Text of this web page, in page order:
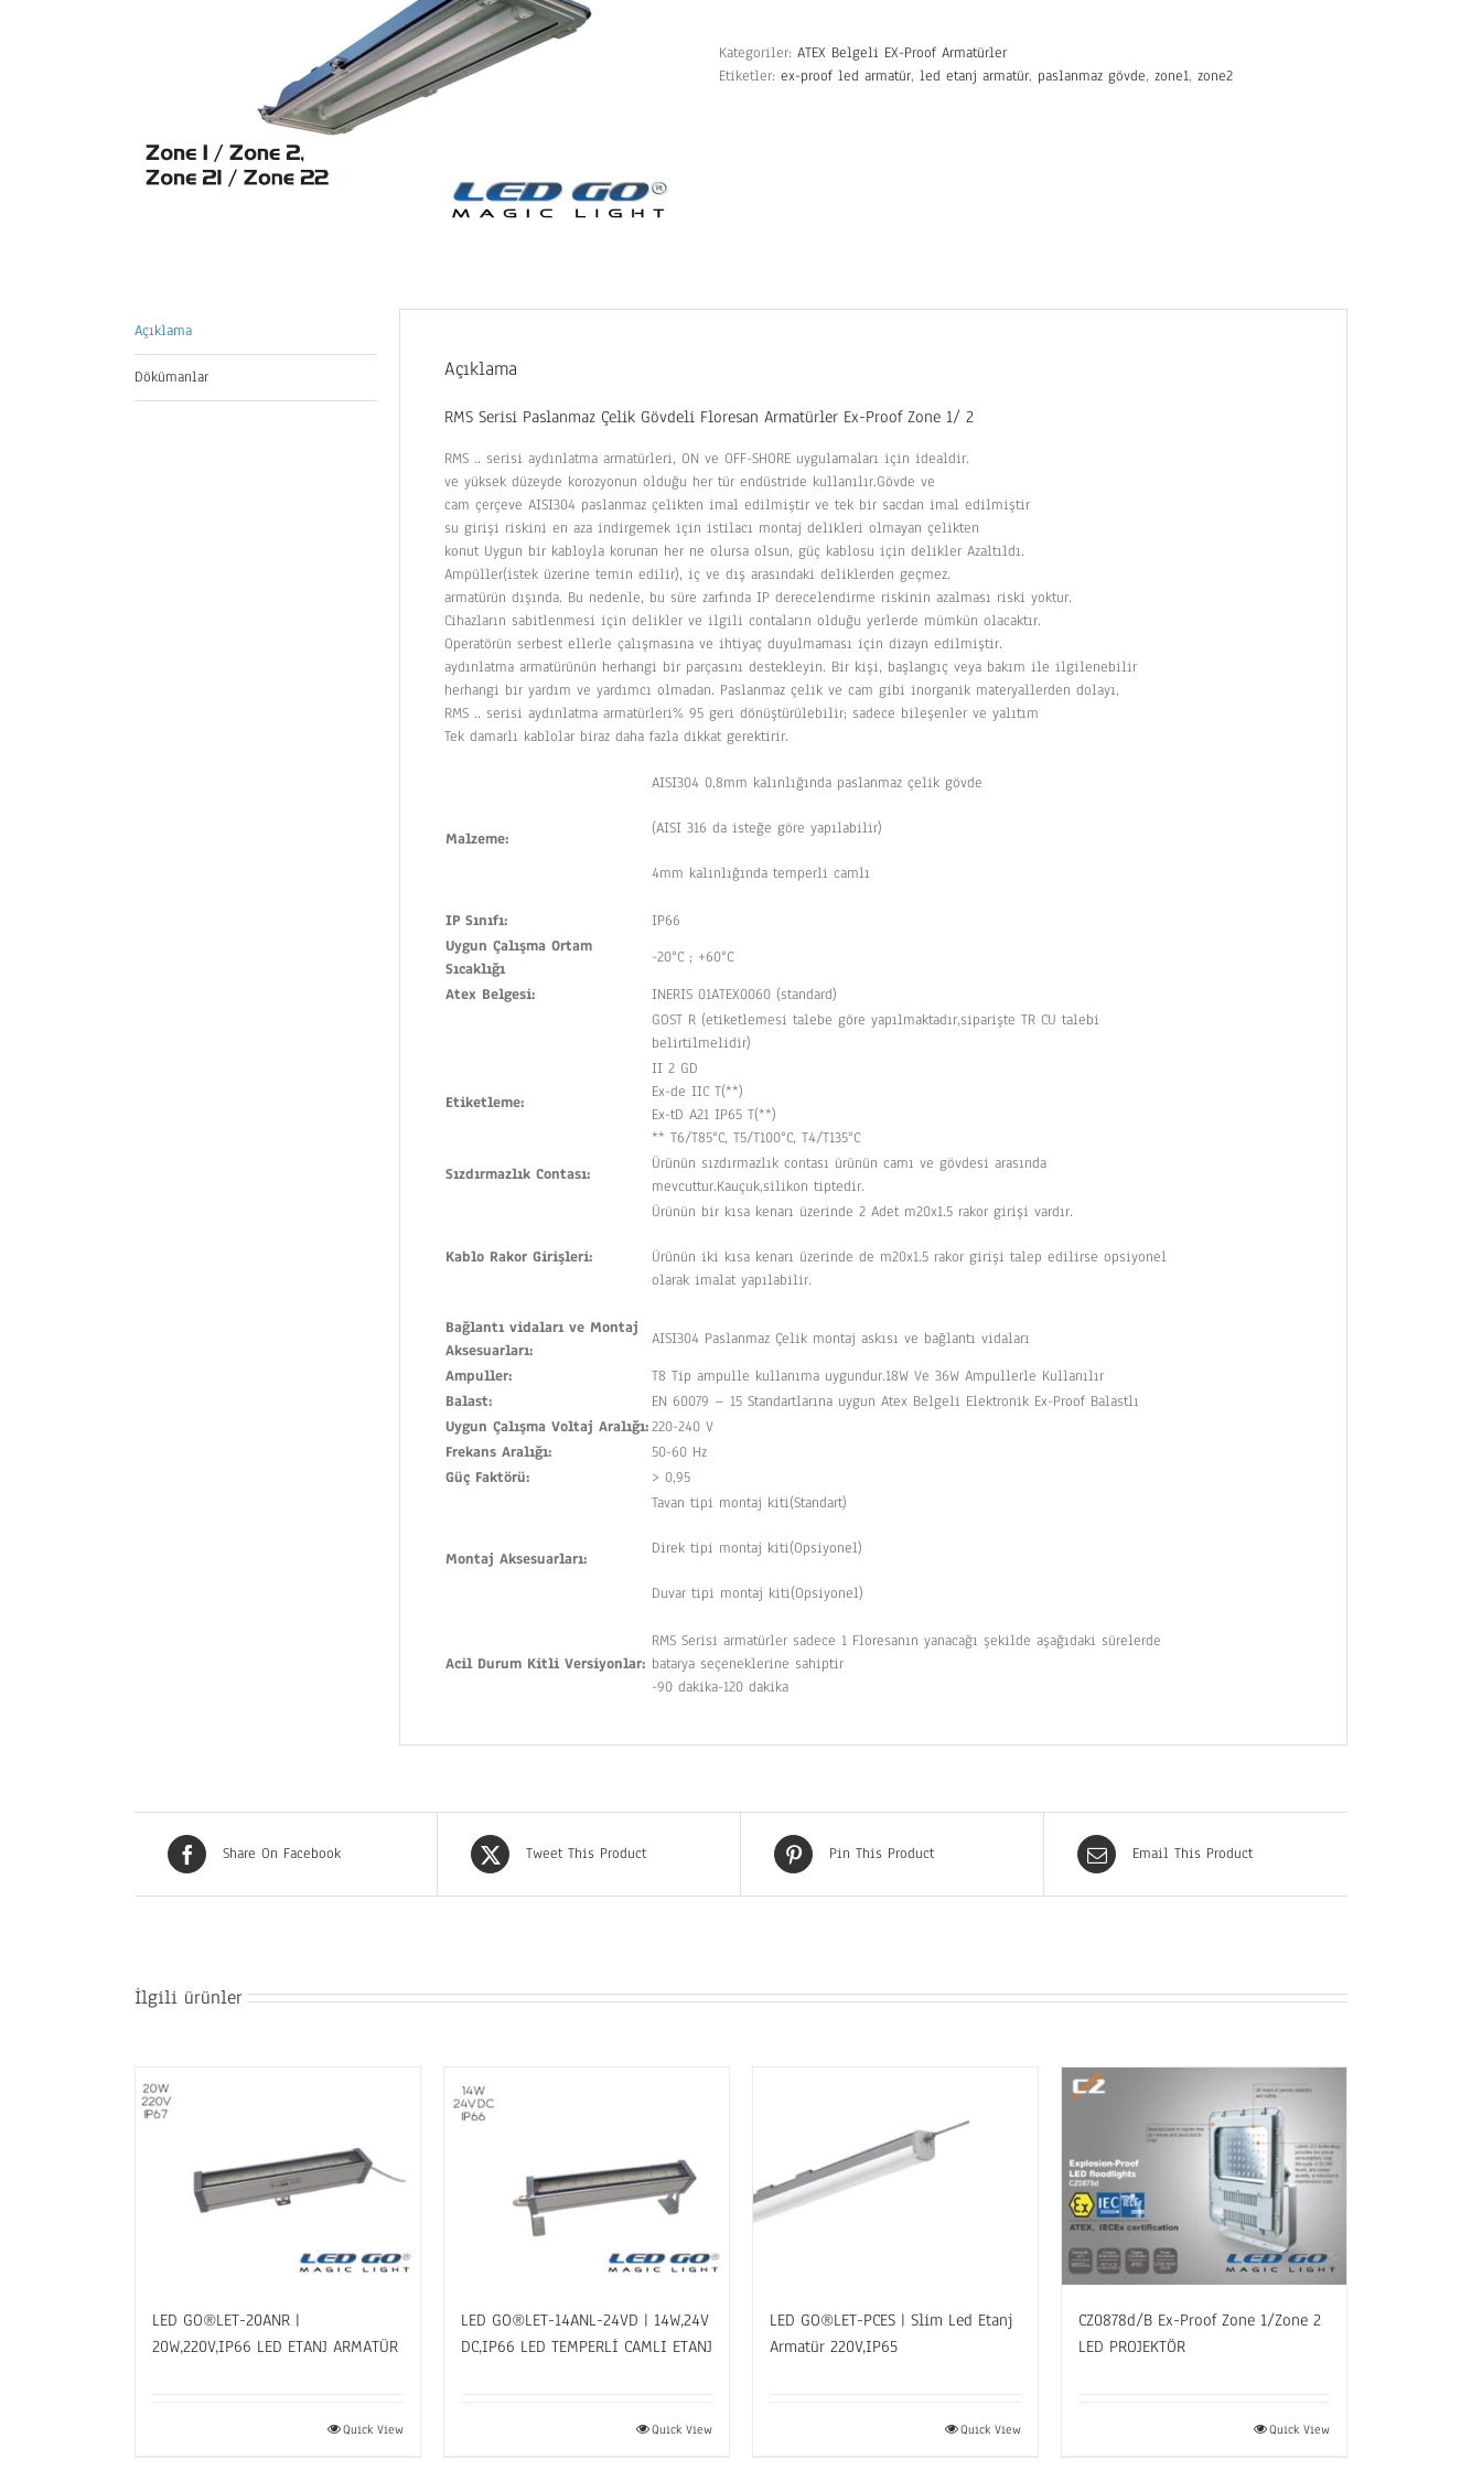
Kategoriler: ATEX Belgeli EX-Proof Armatürler
Etiketler: ex-proof led armatür, led etanj armatür, paslanmaz gövde, zone1, zone2
Açıklama
Dökümanlar Açıklama
RMS Serisi Paslanmaz Çelik Gövdeli Floresan Armatürler Ex-Proof Zone 1/ 2
RMS .. serisi aydınlatma armatürleri, ON ve OFF-SHORE uygulamaları için idealdir.
ve yüksek düzeyde korozyonun olduğu her tür endüstride kullanılır.Gövde ve
cam çerçeve AISI304 paslanmaz çelikten imal edilmiştir ve tek bir sacdan imal edilmiştir
su girişi riskini en aza indirgemek için istilacı montaj delikleri olmayan çelikten
konut Uygun bir kabloyla korunan her ne olursa olsun, güç kablosu için delikler Azaltıldı.
Ampüller(istek üzerine temin edilir), iç ve dış arasındaki deliklerden geçmez.
armatürün dışında. Bu nedenle, bu süre zarfında IP derecelendirme riskinin azalması riski yoktur.
Cihazların sabitlenmesi için delikler ve ilgili contaların olduğu yerlerde mümkün olacaktır.
Operatörün serbest ellerle çalışmasına ve ihtiyaç duyulmaması için dizayn edilmiştir.
aydınlatma armatürünün herhangi bir parçasını destekleyin. Bir kişi, başlangıç ​​veya bakım ile ilgilenebilir
herhangi bir yardım ve yardımcı olmadan. Paslanmaz çelik ve cam gibi inorganik materyallerden dolayı,
RMS .. serisi aydınlatma armatürleri% 95 geri dönüştürülebilir; sadece bileşenler ve yalıtım
Tek damarlı kablolar biraz daha fazla dikkat gerektirir.
Malzeme:
AISI304 0,8mm kalınlığında paslanmaz çelik gövde
(AISI 316 da isteğe göre yapılabilir)
4mm kalınlığında temperli camlı
IP Sınıfı:
IP66
Uygun Çalışma Ortam
Sıcaklığı
-20°C ; +60°C
Atex Belgesi:
INERIS 01ATEX0060 (standard)
GOST R (etiketlemesi talebe göre yapılmaktadır,siparişte TR CU talebi
belirtilmelidir)
Etiketleme:
II 2 GD
Ex-de IIC T(**)
Ex-tD A21 IP65 T(**)
** T6/T85°C, T5/T100°C, T4/T135°C
Sızdırmazlık Contası:
Ürünün sızdırmazlık contası ürünün camı ve gövdesi arasında
mevcuttur.Kauçuk,silikon tiptedir.
Kablo Rakor Girişleri:
Ürünün bir kısa kenarı üzerinde 2 Adet m20x1.5 rakor girişi vardır.
Ürünün iki kısa kenarı üzerinde de m20x1.5 rakor girişi talep edilirse opsiyonel
olarak imalat yapılabilir.
Bağlantı vidaları ve Montaj
Aksesuarları:
AISI304 Paslanmaz Çelik montaj askısı ve bağlantı vidaları
Ampuller:
T8 Tip ampulle kullanıma uygundur.18W Ve 36W Ampullerle Kullanılır
Balast:
EN 60079 – 15 Standartlarına uygun Atex Belgeli Elektronik Ex-Proof Balastlı
Uygun Çalışma Voltaj Aralığı:220-240 V
Frekans Aralığı:
50-60 Hz
Güç Faktörü:
> 0,95
Montaj Aksesuarları:
Tavan tipi montaj kiti(Standart)
Direk tipi montaj kiti(Opsiyonel)
Duvar tipi montaj kiti(Opsiyonel)
Acil Durum Kitli Versiyonlar:
RMS Serisi armatürler sadece 1 Floresanın yanacağı şekilde aşağıdaki sürelerde
batarya seçeneklerine sahiptir
-90 dakika-120 dakika
Share On Facebook Tweet This Product Pin This Product Email This Product
İlgili ürünler
LED GO®LET-20ANR |
20W,220V,IP66 LED ETANJ ARMATÜR
Quick View
LED GO®LET-14ANL-24VD | 14W,24V
DC,IP66 LED TEMPERLİ CAMLI ETANJ
Quick View
LED GO®LET-PCES | Slim Led Etanj
Armatür 220V,IP65
Quick View
CZ0878d/B Ex-Proof Zone 1/Zone 2
LED PROJEKTÖR
Quick View